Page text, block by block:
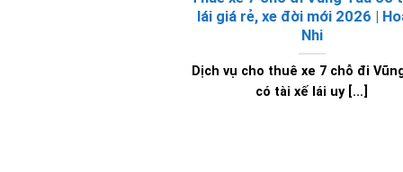
lái giá rẻ, xe đời mới 2026 |
Nhi
Dịch vụ cho thuê xe 7 chỗ đi
có tài xế lái uy [...]